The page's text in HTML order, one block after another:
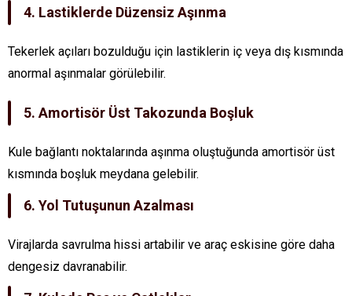
4. Lastiklerde Düzensiz Aşınma
Tekerlek açıları bozulduğu için lastiklerin iç veya dış kısmında
anormal aşınmalar görülebilir.
5. Amortisör Üst Takozunda Boşluk
Kule bağlantı noktalarında aşınma oluştuğunda amortisör üst
kısmında boşluk meydana gelebilir.
6. Yol Tutuşunun Azalması
Virajlarda savrulma hissi artabilir ve araç eskisine göre daha
dengesiz davranabilir.